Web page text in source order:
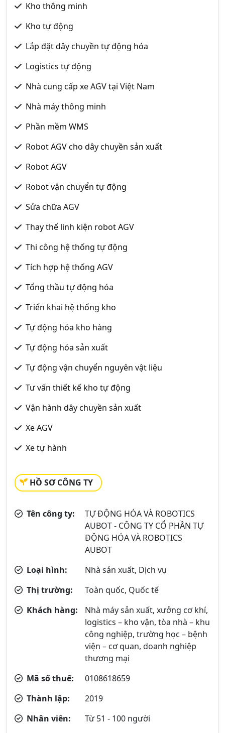
Kho thông minh
Kho tự động
Lắp đặt dây chuyền tự động hóa
Logistics tự động
Nhà cung cấp xe AGV tại Việt Nam
Nhà máy thông minh
Phần mềm WMS
Robot AGV cho dây chuyền sản xuất
Robot AGV
Robot vận chuyển tự động
Sửa chữa AGV
Thay thế linh kiện robot AGV
Thi công hệ thống tự động
Tích hợp hệ thống AGV
Tổng thầu tự động hóa
Triển khai hệ thống kho
Tự động hóa kho hàng
Tự động hóa sản xuất
Tự động vận chuyển nguyên vật liệu
Tư vấn thiết kế kho tự động
Vận hành dây chuyền sản xuất
Xe AGV
Xe tự hành
HỒ SƠ CÔNG TY
Tên công ty:
TỰ ĐỘNG HÓA VÀ ROBOTICS
AUBOT - CÔNG TY CỔ PHẦN TỰ
ĐỘNG HÓA VÀ ROBOTICS
AUBOT
Loại hình:
Nhà sản xuất, Dịch vụ
Thị trường:
Toàn quốc, Quốc tế
Khách hàng:
Nhà máy sản xuất, xưởng cơ khí,
logistics – kho vận, tòa nhà – khu
công nghiệp, trường học – bệnh
viện – cơ quan, doanh nghiệp
thương mại
Mã số thuế:
0108618659
Thành lập:
2019
Nhân viên:
Từ 51 - 100 người